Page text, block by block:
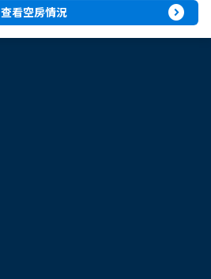
查看空房情況 expand_circle_right